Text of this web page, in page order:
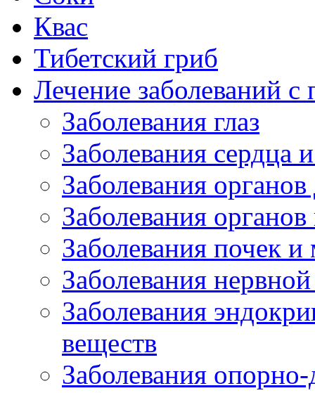
Квас
Тибетский гриб
Лечение заболеваний
Заболевания глаз
Заболевания сердца
Заболевания
Заболевания
Заболевания почек
Заболевания
Заболевания
веществ
Заболевания опорно-